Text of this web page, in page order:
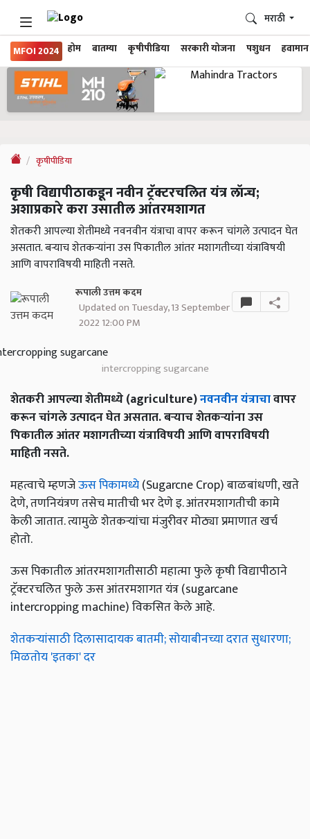
MFOI 2024 होम बातम्या कृषीपीडिया सरकारी योजना पशुधन हवामान
मराठी
कृषीपीडिया
कृषी विद्यापीठाकडून नवीन ट्रॅक्टरचलित यंत्र लॉन्च;
अशाप्रकारे करा उसातील आंतरमशागत
शेतकरी आपल्या शेतीमध्ये नवनवीन यंत्राचा वापर करून चांगले उत्पादन घेत
असतात. बऱ्याच शेतकऱ्यांना उस पिकातील आंतर मशागतीच्या यंत्राविषयी
आणि वापराविषयी माहिती नसते.
रूपाली उत्तम कदम
Updated on Tuesday, 13 September
2022 12:00 PM
intercropping sugarcane
शेतकरी आपल्या शेतीमध्ये (agriculture)नवनवीन यंत्राचावापर
करून चांगले उत्पादन घेत असतात. बऱ्याच शेतकऱ्यांना उस
पिकातील आंतर मशागतीच्या यंत्राविषयी आणि वापराविषयी
माहिती नसते.
महत्वाचे म्हणजेऊस पिकामध्ये(Sugarcne Crop) बाळबांधणी, खते
देणे, तणनियंत्रण तसेच मातीची भर देणे इ. आंतरमशागतीची कामे
केली जातात. त्यामुळे शेतकऱ्यांचा मंजुरीवर मोठ्या प्रमाणात खर्च
होतो.
ऊस पिकातील आंतरमशागतीसाठी महात्मा फुले कृषी विद्यापीठाने
ट्रॅक्टरचलित फुले ऊस आंतरमशागत यंत्र (sugarcane
intercropping machine) विकसित केले आहे.
शेतकऱ्यांसाठी दिलासादायक बातमी; सोयाबीनच्या दरात सुधारणा;
मिळतोय 'इतका' दर